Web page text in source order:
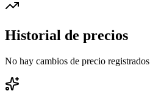
Historial de precios
No hay cambios de precio registrados